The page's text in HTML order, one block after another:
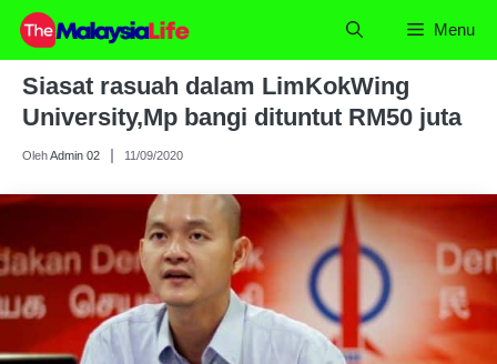
Skip
content
Menu
Siasat rasuah dalam LimKokWing
University,Mp bangi dituntut RM50 juta
OlehAdmin 02 11/09/2020